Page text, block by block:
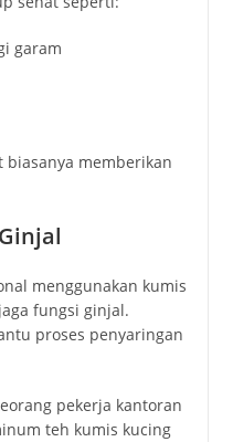
garam
biasanya memberikan
menggunakan kumis
fungsi ginjal.
proses penyaringan
pekerja kantoran
teh kumis kucing